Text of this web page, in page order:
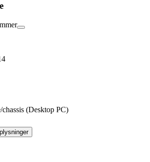
chassis (Desktop PC)